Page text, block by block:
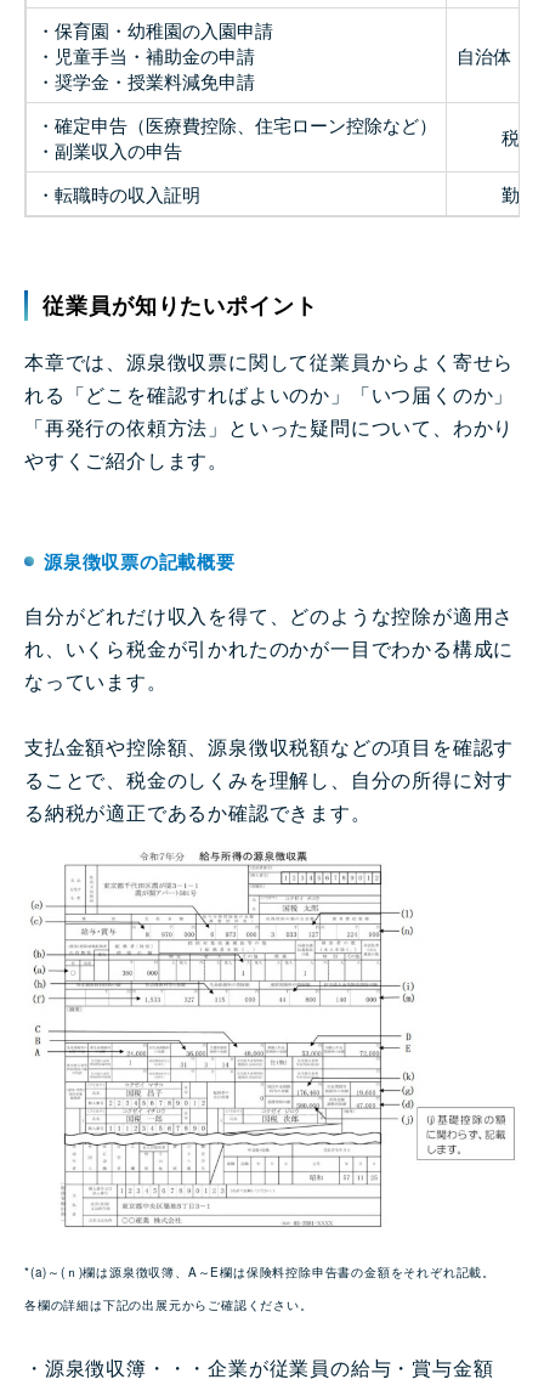
・保育園・幼稚園の入園申請
・児童手当・補助金の申請
・奨学金・授業料減免申請
自治体・
・確定申告（医療費控除、住宅ローン控除など）
・副業収入の申告
税務
・転職時の収入証明 勤務
従業員が知りたいポイント
本章では、源泉徴収票に関して従業員からよく寄せら
れる「どこを確認すればよいのか」「いつ届くのか」
「再発行の依頼方法」といった疑問について、わかり
やすくご紹介します。
源泉徴収票の記載概要
自分がどれだけ収入を得て、どのような控除が適用さ
れ、いくら税金が引かれたのかが一目でわかる構成に
なっています。
支払金額や控除額、源泉徴収税額などの項目を確認す
ることで、税金のしくみを理解し、自分の所得に対す
る納税が適正であるか確認できます。
*(a)～(ｎ)欄は源泉徴収簿、A～E欄は保険料控除申告書の金額をそれぞれ記載。
各欄の詳細は下記の出展元からご確認ください。
・源泉徴収簿・・・企業が従業員の給与・賞与金額